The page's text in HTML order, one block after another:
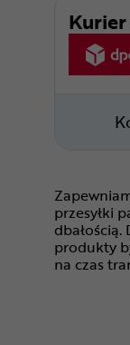
Kurier
przesyłki
produkty
na czas